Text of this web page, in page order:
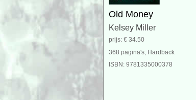
Old Money
Kelsey Miller
prijs: € 34.50
368 pagina's, Hardback
ISBN: 9781335000378